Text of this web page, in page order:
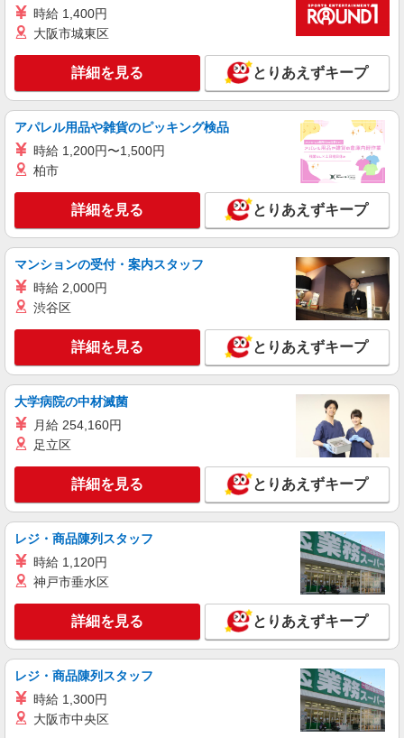
派遣社員
パーソルテンプスタッフ株式会社 中部コーディネートセンター二課
（刈谷）/26-0596844
＼未経験歓迎♪／引継ぎしっかり＆マニュアル
あり★カンタン事務アシ！
時給1500円
愛知県刈谷市／最寄駅：刈谷駅、知立駅 ≪
詳細を見る
パーソルテンプスタッフ株式会社 中部コーディネートセンター二課
（刈谷）/26-0580689
［事務デビュー◎］コツコツ多め＊大手メーカ
愛知県刈谷市／最寄駅：刈谷駅、知立駅 近
隣駅〜刈谷→JR岡崎10分/三河安城7分/南大高12
分/名鉄知立5分 ≪車通勤可≫ ＜車通勤の場合＞
ご自身で月極駐車場の契約が必要です（相場6千
円〜1万円）
キープ 詳細を見る
派遣社員
パーソルテンプスタッフ株式会社 中部コーディネートセンター二課
（刈谷）/26-0565549
9月開始★［未経験OK×いいとこどり］安心大
手グループで自由度高め事務
時給1450円〜1500円（経験・能力による）
愛知県刈谷市／最寄駅：重原駅、刈谷駅 ■東
新町→豊明・知立・大府からも通勤便利です◎
≪車通勤可≫ ■徒歩3分の場所に無料駐車場完備
キープ 詳細を見る
派遣社員
パーソルテンプスタッフ株式会社 中部コーディネートセンター二課
（刈谷）/26-0510593
＼1つ1つが簡単なので覚えやすい／大手メー
時給 1,400円
大阪市城東区
詳細を見る とりあえずキープ
アパレル用品や雑貨のピッキング検品
時給 1,200円〜1,500円
柏市
詳細を見る とりあえずキープ
マンションの受付・案内スタッフ
時給 2,000円
渋谷区
詳細を見る とりあえずキープ
大学病院の中材滅菌
月給 254,160円
足立区
詳細を見る とりあえずキープ
レジ・商品陳列スタッフ
時給 1,120円
神戸市垂水区
詳細を見る とりあえずキープ
レジ・商品陳列スタッフ
時給 1,300円
大阪市中央区